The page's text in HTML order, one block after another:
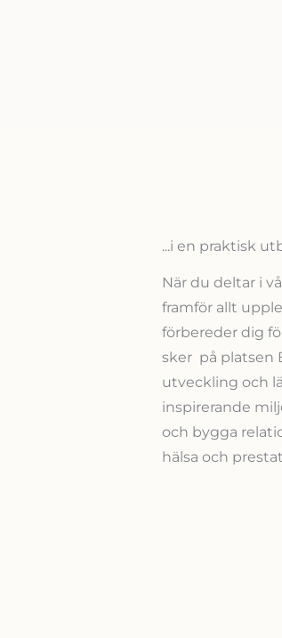
...i en praktisk
När du deltar i
framför allt
förbereder dig
sker på platsen
utveckling och
inspirerande
och bygga
hälsa och